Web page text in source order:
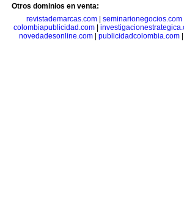
Otros dominios en venta:
revistademarcas.com
seminarionegocios.com
colombiapublicidad.com
novedadesonline.com
publicidadcolombia.com